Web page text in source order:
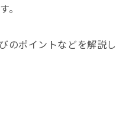
。
のポイントなどを解説